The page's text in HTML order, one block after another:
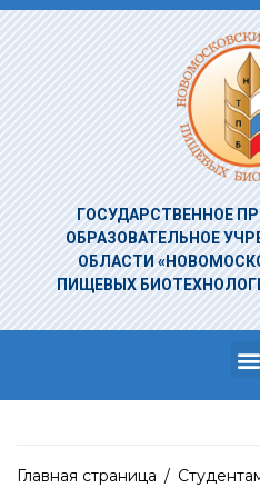
ГОСУДАРСТВЕННОЕ
ОБРАЗОВАТЕЛЬНОЕ
ОБЛАСТИ
ПИЩЕВЫХ
Главная страница /